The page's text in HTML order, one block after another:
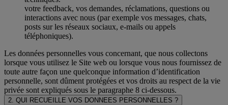
votre feedback, vos demandes, réclamations, questions ou
interactions avec nous (par exemple vos messages, chats,
posts sur les réseaux sociaux, e-mails ou appels
téléphoniques).
Les données personnelles vous concernant, que nous collectons
lorsque vous utilisez le Site web ou lorsque vous nous fournissez de
toute autre façon une quelconque information d’identification
personnelle, sont dûment protégées et vos droits au respect de la vie
privée sont expliqués sous le paragraphe 8 ci-dessous.
2. QUI RECUEILLE VOS DONNEES PERSONNELLES ?